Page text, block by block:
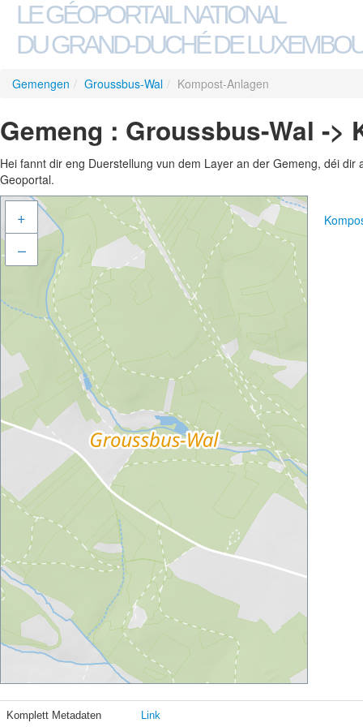
LE GÉOPORTAIL NATIONAL
DU GRAND-DUCHÉ DE
Gemengen / Groussbus-Wal / Kompost-Anlagen
Gemeng : Groussbus-Wal ->
Hei fannt dir eng Duerstellung vun dem Layer an der Gemeng, déi
Geoportal.
+
–
Komplett Metadaten Link